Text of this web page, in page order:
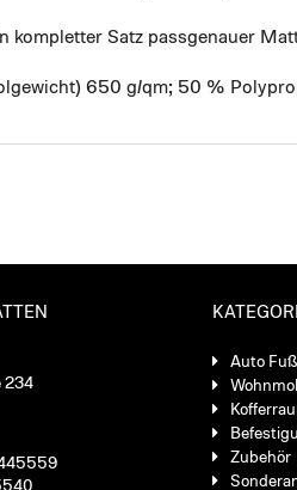
kompletter Satz passgenauer
650 g/qm; 50 %
234
Auto
Zubehör